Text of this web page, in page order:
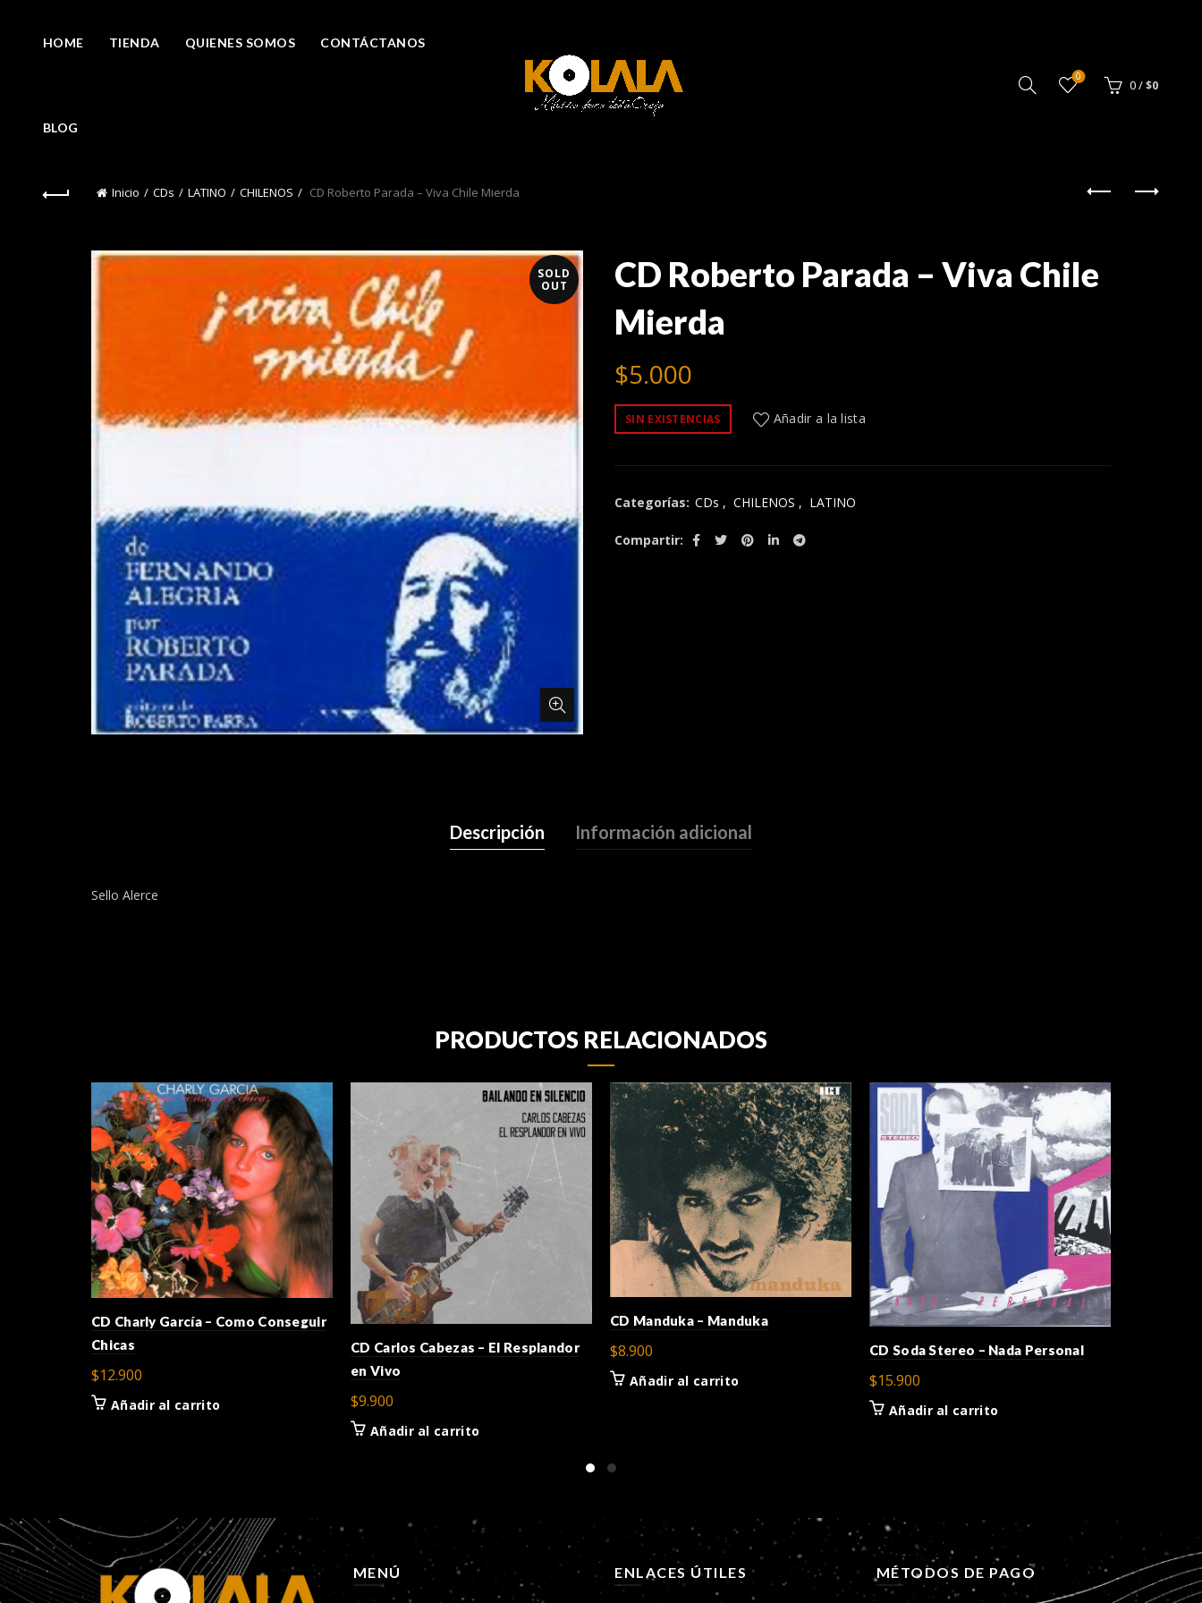
HOME TIENDA QUIENES SOMOS CONTÁCTANOS
BLOG
0
0/$0
Inicio CDs LATINO CHILENOS CD Roberto Parada – Viva Chile Mierda
SOLD
OUT
CD Roberto Parada – Viva Chile
Mierda
$5.000
SIN EXISTENCIAS Añadir a la lista
Categorías: CDs , CHILENOS , LATINO
Compartir
Descripción Información adicional
Sello Alerce
PRODUCTOS RELACIONADOS
CD Charly García – Como Conseguir
Chicas
$12.900
Añadir al carrito
CD Carlos Cabezas – El Resplandor
en Vivo
$9.900
Añadir al carrito
CD Manduka – Manduka
$8.900
Añadir al carrito
CD Soda Stereo – Nada Personal
$15.900
Añadir al carrito
MENÚ ENLACES ÚTILES MÉTODOS DE PAGO